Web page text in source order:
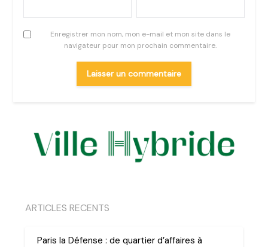
Enregistrer mon nom, mon e-mail et mon site dans le
navigateur pour mon prochain commentaire.
ARTICLES RECENTS
Paris la Défense : de quartier d’affaires à